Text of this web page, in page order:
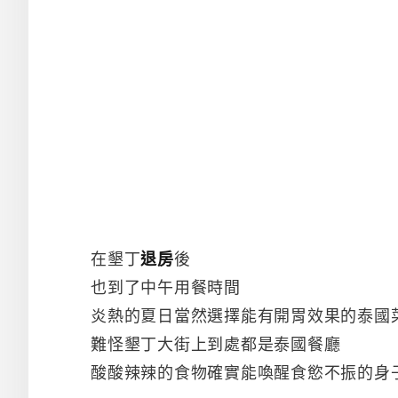
在墾丁退房後
也到了中午用餐時間
炎熱的夏日當然選擇能有開胃效果的泰國
難怪墾丁大街上到處都是泰國餐廳
酸酸辣辣的食物確實能喚醒食慾不振的身